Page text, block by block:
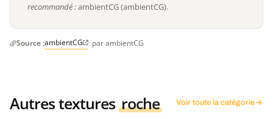
recommandé :ambientCG (ambientCG).
Source :ambientCG · par ambientCG
Autres textures roche Voir toute la catégorie